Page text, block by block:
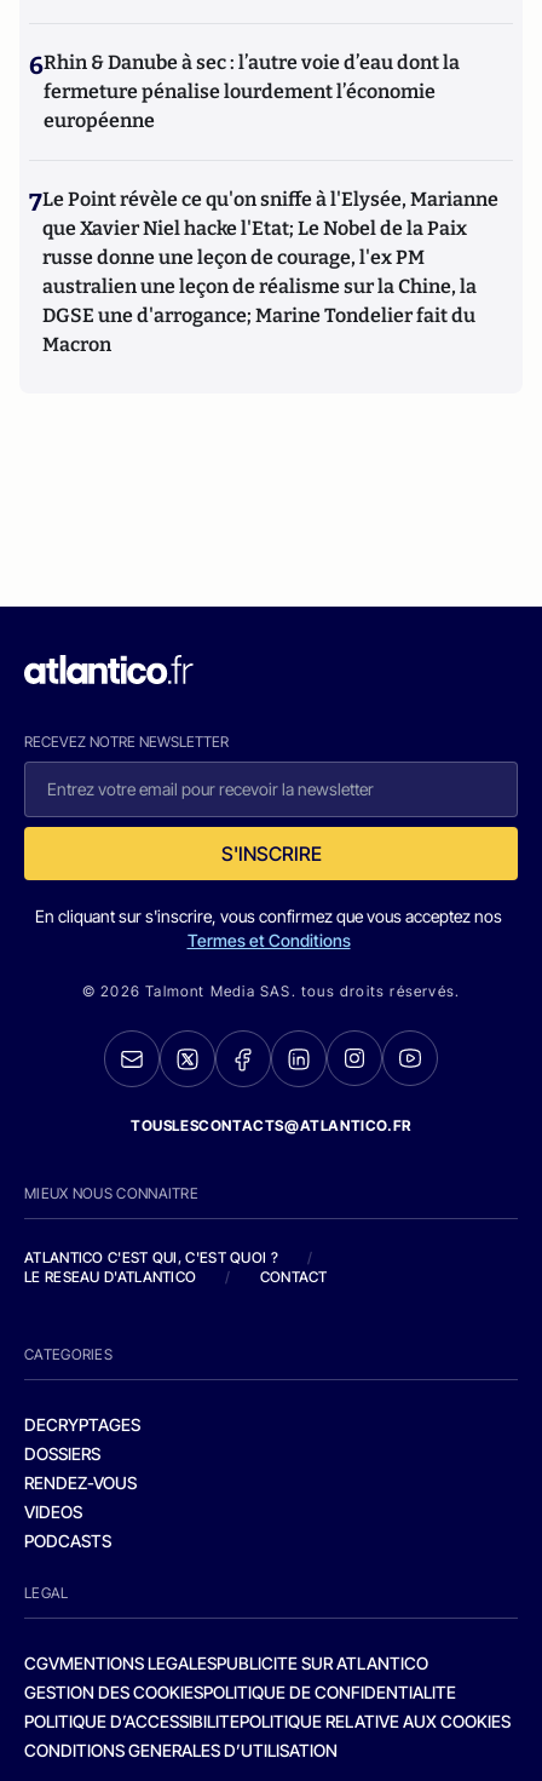
6Rhin & Danube à sec : l’autre voie d’eau dont la
fermeture pénalise lourdement l’économie
européenne
7Le Point révèle ce qu'on sniffe à l'Elysée, Marianne
que Xavier Niel hacke l'Etat; Le Nobel de la Paix
russe donne une leçon de courage, l'ex PM
australien une leçon de réalisme sur la Chine, la
DGSE une d'arrogance; Marine Tondelier fait du
Macron
RECEVEZ NOTRE NEWSLETTER
S'INSCRIRE
En cliquant sur s'inscrire, vous confirmez que vous acceptez nos
Termes et Conditions
© 2026 Talmont Media SAS. tous droits réservés.
TOUSLESCONTACTS@ATLANTICO.FR
MIEUX NOUS CONNAITRE
ATLANTICO C'EST QUI, C'EST QUOI ?
/
LE RESEAU D'ATLANTICO
/ CONTACT
CATEGORIES
DECRYPTAGES
DOSSIERS
RENDEZ-VOUS
VIDEOS
PODCASTS
LEGAL
CGVMENTIONS LEGALESPUBLICITE SUR ATLANTICO
GESTION DES COOKIESPOLITIQUE DE CONFIDENTIALITE
POLITIQUE D’ACCESSIBILITEPOLITIQUE RELATIVE AUX COOKIES
CONDITIONS GENERALES D’UTILISATION